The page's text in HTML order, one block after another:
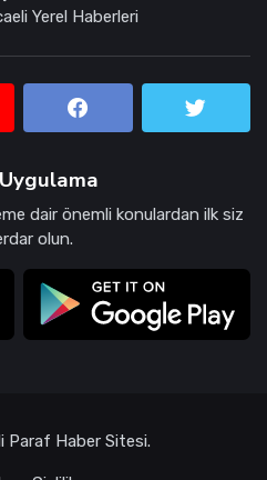
Yerel Haberleri
dair önemli konulardan ilk siz
olun.
Paraf Haber Sitesi.